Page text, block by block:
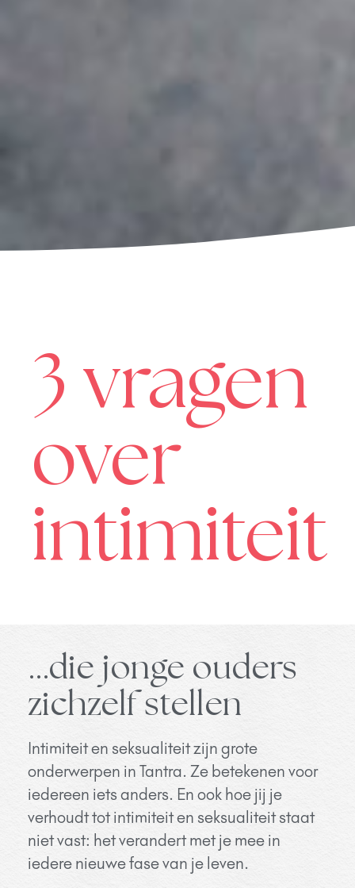
3 vragen
over
intimiteit
…die jonge ouders
zichzelf stellen
Intimiteit en seksualiteit zijn grote
onderwerpen in Tantra. Ze betekenen voor
iedereen iets anders. En ook hoe jij je
verhoudt tot intimiteit en seksualiteit staat
niet vast: het verandert met je mee in
iedere nieuwe fase van je leven.